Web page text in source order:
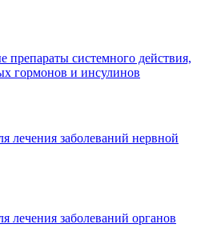
препараты системного действия,
гормонов и инсулинов
лечения заболеваний нервной
лечения заболеваний органов